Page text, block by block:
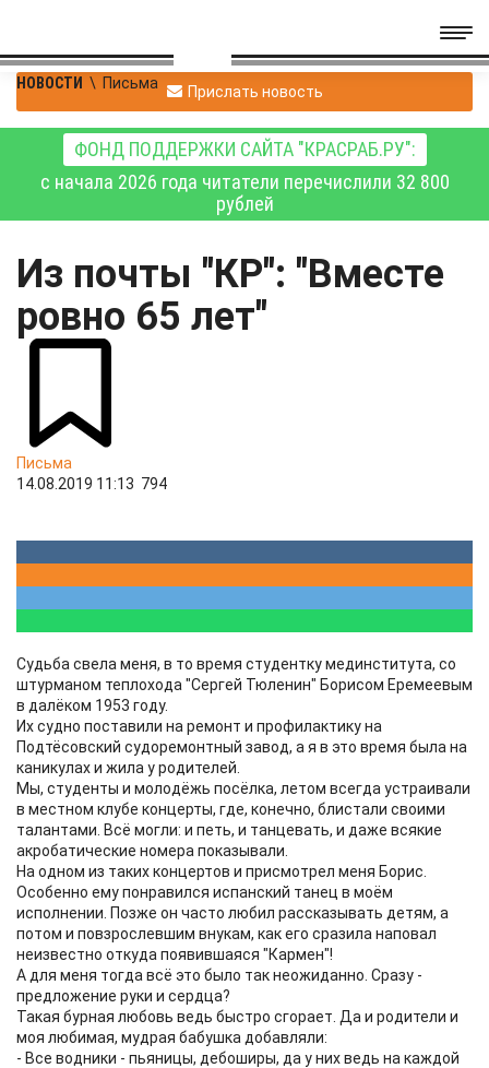
НОВОСТИ \ Письма Прислать новость
ФОНД ПОДДЕРЖКИ САЙТА "КРАСРАБ.РУ":
с начала 2026 года читатели перечислили 32 800
рублей
Из почты "КР": "Вместе
ровно 65 лет"
Письма
14.08.2019 11:13 794
Судьба свела меня, в то время студентку мединститута, со
штурманом теплохода "Сергей Тюленин" Борисом Еремеевым
в далёком 1953 году.
Их судно поставили на ремонт и профилактику на
Подтёсовский судоремонтный завод, а я в это время была на
каникулах и жила у родителей.
Мы, студенты и молодёжь посёлка, летом всегда устраивали
в местном клубе концерты, где, конечно, блистали своими
талантами. Всё могли: и петь, и танцевать, и даже всякие
акробатические номера показывали.
На одном из таких концертов и присмотрел меня Борис.
Особенно ему понравился испанский танец в моём
исполнении. Позже он часто любил рассказывать детям, а
потом и повзрослевшим внукам, как его сразила наповал
неизвестно откуда появившаяся "Кармен"!
А для меня тогда всё это было так неожиданно. Сразу -
предложение руки и сердца?
Такая бурная любовь ведь быстро сгорает. Да и родители и
моя любимая, мудрая бабушка добавляли:
- Все водники - пьяницы, дебоширы, да у них ведь на каждой